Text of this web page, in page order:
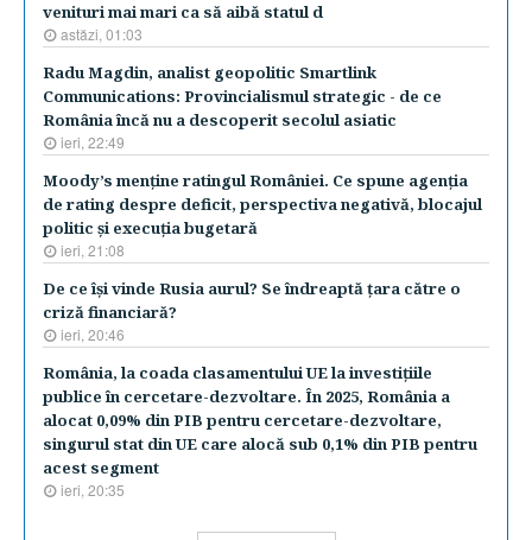
venituri mai mari ca să aibă statul d
astăzi, 01:03
Radu Magdin, analist geopolitic Smartlink
Communications: Provincialismul strategic - de ce
România încă nu a descoperit secolul asiatic
ieri, 22:49
Moody’s menţine ratingul României. Ce spune agenţia
de rating despre deficit, perspectiva negativă, blocajul
politic şi execuţia bugetară
ieri, 21:08
De ce îşi vinde Rusia aurul? Se îndreaptă ţara către o
criză financiară?
ieri, 20:46
România, la coada clasamentului UE la investiţiile
publice în cercetare-dezvoltare. În 2025, România a
alocat 0,09% din PIB pentru cercetare-dezvoltare,
singurul stat din UE care alocă sub 0,1% din PIB pentru
acest segment
ieri, 20:35